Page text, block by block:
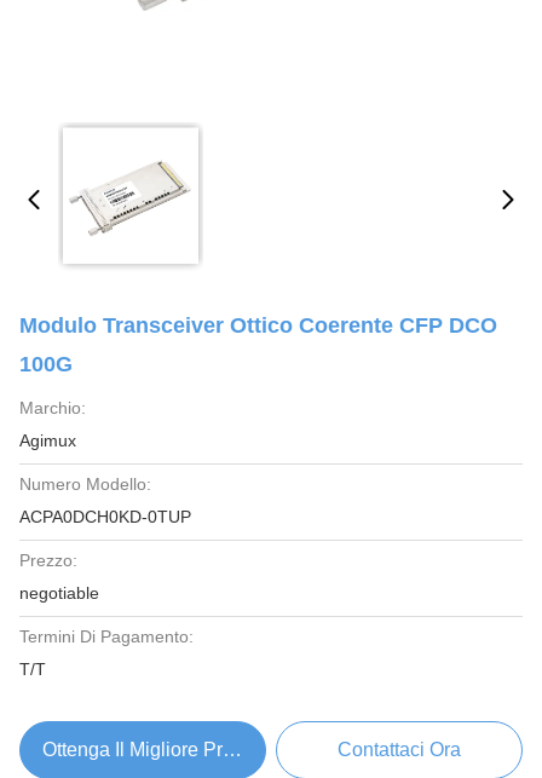
Modulo Transceiver Ottico Coerente CFP DCO
100G
Marchio:
Agimux
Numero Modello:
ACPA0DCH0KD-0TUP
Prezzo:
negotiable
Termini Di Pagamento:
T/T
Ottenga Il Migliore Prezzo Contattaci Ora